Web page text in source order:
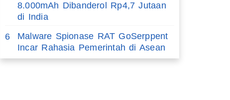
8.000mAh Dibanderol Rp4,7 Jutaan
di India
6
Malware Spionase RAT GoSerppent
Incar Rahasia Pemerintah di Asean